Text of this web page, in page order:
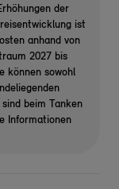
der
ist
anhand von
2027 bis
können sowohl
beim Tanken
Informationen